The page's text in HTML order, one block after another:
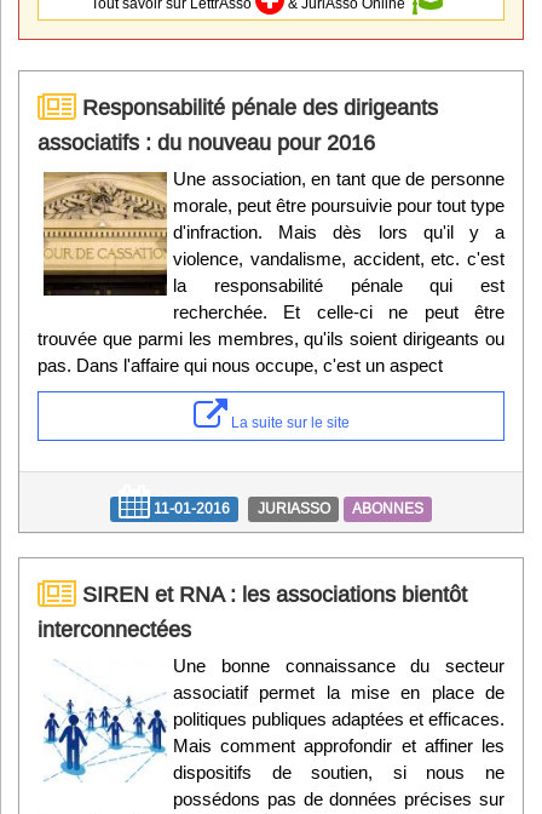
Responsabilité pénale des dirigeants
associatifs : du nouveau pour 2016
Une association, en tant que de personne
morale, peut être poursuivie pour tout type
d'infraction. Mais dès lors qu'il y a
violence, vandalisme, accident, etc. c'est
la responsabilité pénale qui est
recherchée. Et celle-ci ne peut être
trouvée que parmi les membres, qu'ils soient dirigeants ou
pas. Dans l'affaire qui nous occupe, c'est un aspect
La suite sur le site
11-01-2016 JURIASSO ABONNES
SIREN et RNA : les associations bientôt
interconnectées
Une bonne connaissance du secteur
associatif permet la mise en place de
politiques publiques adaptées et efficaces.
Mais comment approfondir et affiner les
dispositifs de soutien, si nous ne
possédons pas de données précises sur